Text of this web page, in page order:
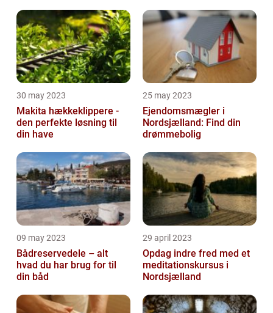
30 may 2023
Makita hækkeklippere -
den perfekte løsning til
din have
25 may 2023
Ejendomsmægler i
Nordsjælland: Find din
drømmebolig
09 may 2023
Bådreservedele – alt
hvad du har brug for til
din båd
29 april 2023
Opdag indre fred med et
meditationskursus i
Nordsjælland